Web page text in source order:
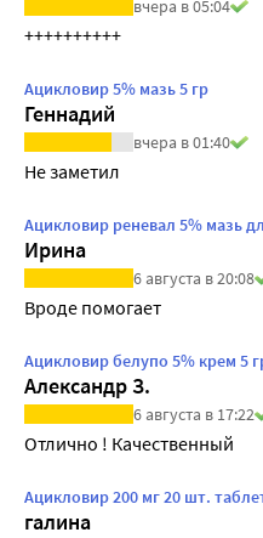
вчера в 05:04
++++++++++
Ацикловир 5% мазь 5 гр
Геннадий
вчера в 01:40
Не заметил
Ацикловир реневал 5% мазь
Ирина
6 августа в 20:08
Вроде помогает
Ацикловир белупо 5% крем 5
Александр З.
6 августа в 17:22
Отлично ! Качественный
Ацикловир 200 мг 20 шт.
галина